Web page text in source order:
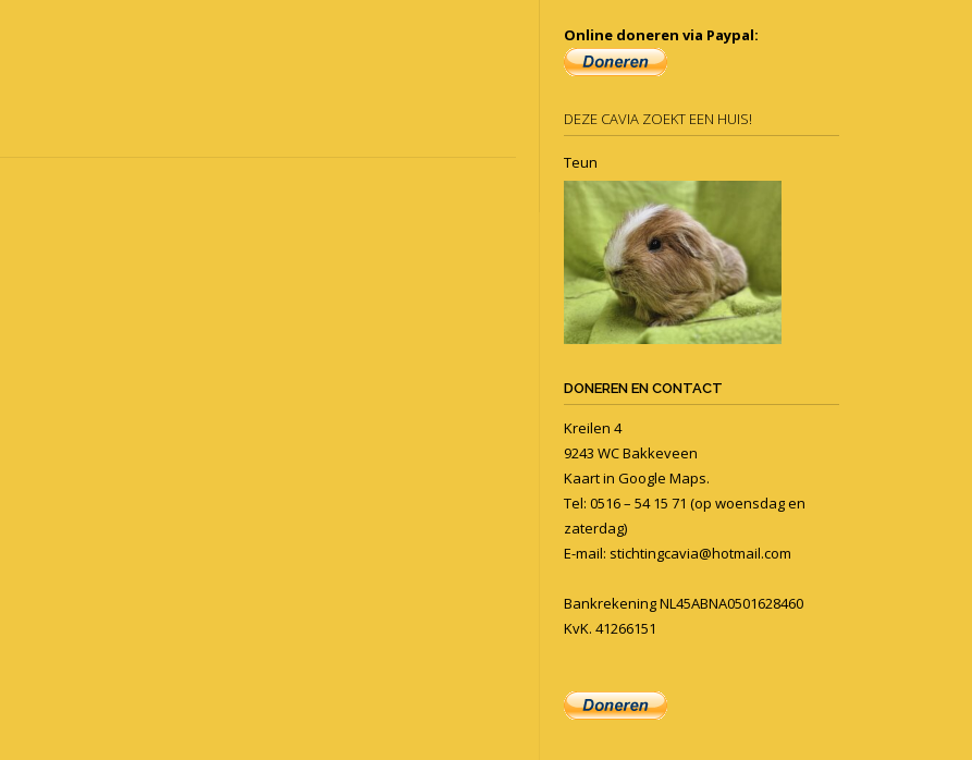
Online doneren via Paypal:
DEZE CAVIA ZOEKT EEN HUIS!
Teun
DONEREN EN CONTACT
Kreilen 4
9243 WC Bakkeveen
Kaart in Google Maps.
Tel: 0516 – 54 15 71 (op woensdag en
zaterdag)
E-mail: stichtingcavia@hotmail.com
Bankrekening NL45ABNA0501628460
KvK. 41266151